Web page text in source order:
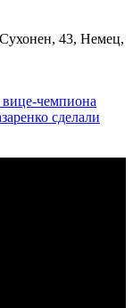
43, Немец,
вице-чемпиона
сделали